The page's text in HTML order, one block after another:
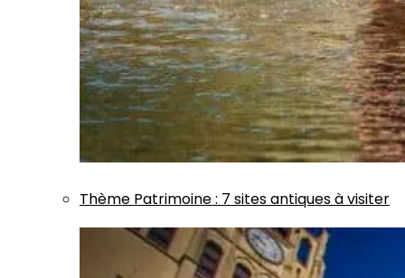
Thème Patrimoine: 7 sites antiques à visiter